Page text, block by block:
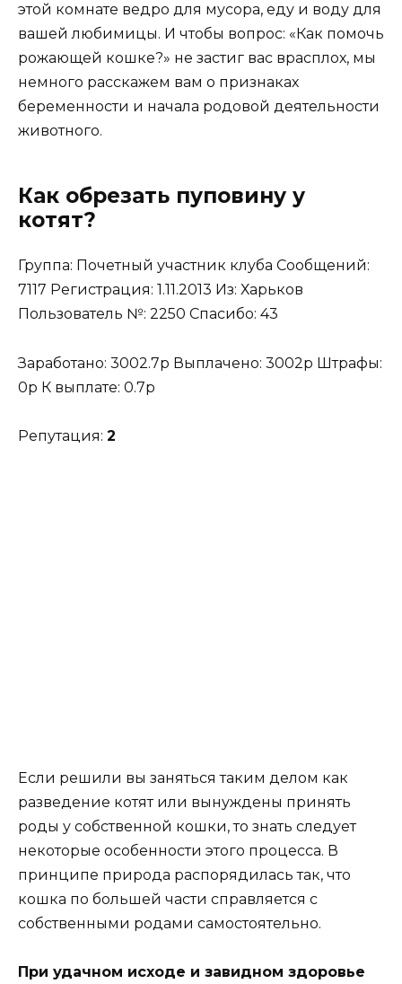
этой комнате ведро для мусора, еду и воду для
вашей любимицы. И чтобы вопрос: «Как помочь
рожающей кошке?» не застиг вас врасплох, мы
немного расскажем вам о признаках
беременности и начала родовой деятельности
животного.
Как обрезать пуповину у
котят?
Группа: Почетный участник клуба Сообщений:
7117 Регистрация: 1.11.2013 Из: Харьков
Пользователь №: 2250 Спасибо: 43
Заработано: 3002.7p Выплачено: 3002p Штрафы:
0p К выплате: 0.7p
Репутация: 2
Если решили вы заняться таким делом как
разведение котят или вынуждены принять
роды у собственной кошки, то знать следует
некоторые особенности этого процесса. В
принципе природа распорядилась так, что
кошка по большей части справляется с
собственными родами самостоятельно.
При удачном исходе и завидном здоровье